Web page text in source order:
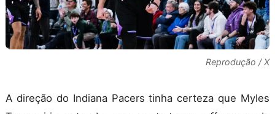
Reprodução / X
A direção do Indiana Pacers tinha certeza que Myles